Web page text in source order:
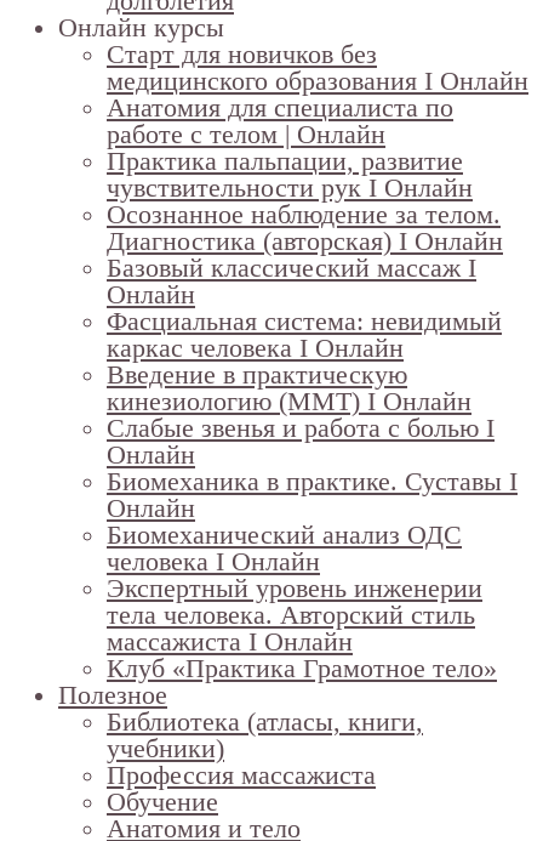
Онлайн курсы
Старт для новичков без
медицинского образования I Онлайн
Анатомия для специалиста по
работе с телом | Онлайн
Практика пальпации, развитие
чувствительности рук I Онлайн
Осознанное наблюдение за телом.
Диагностика (авторская) I Онлайн
Базовый классический массаж I
Онлайн
Фасциальная система: невидимый
каркас человека I Онлайн
Введение в практическую
кинезиологию (ММТ) I Онлайн
Слабые звенья и работа с болью I
Онлайн
Биомеханика в практике. Суставы I
Онлайн
Биомеханический анализ ОДС
человека I Онлайн
Экспертный уровень инженерии
тела человека. Авторский стиль
массажиста I Онлайн
Клуб «Практика Грамотное тело»
Полезное
Библиотека (атласы, книги,
учебники)
Профессия массажиста
Обучение
Анатомия и тело